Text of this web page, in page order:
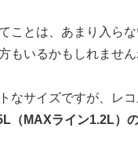
ことは、あまり入ら
もいるかもしれません
なサイズですが、レ
（MAXライン1.2L）